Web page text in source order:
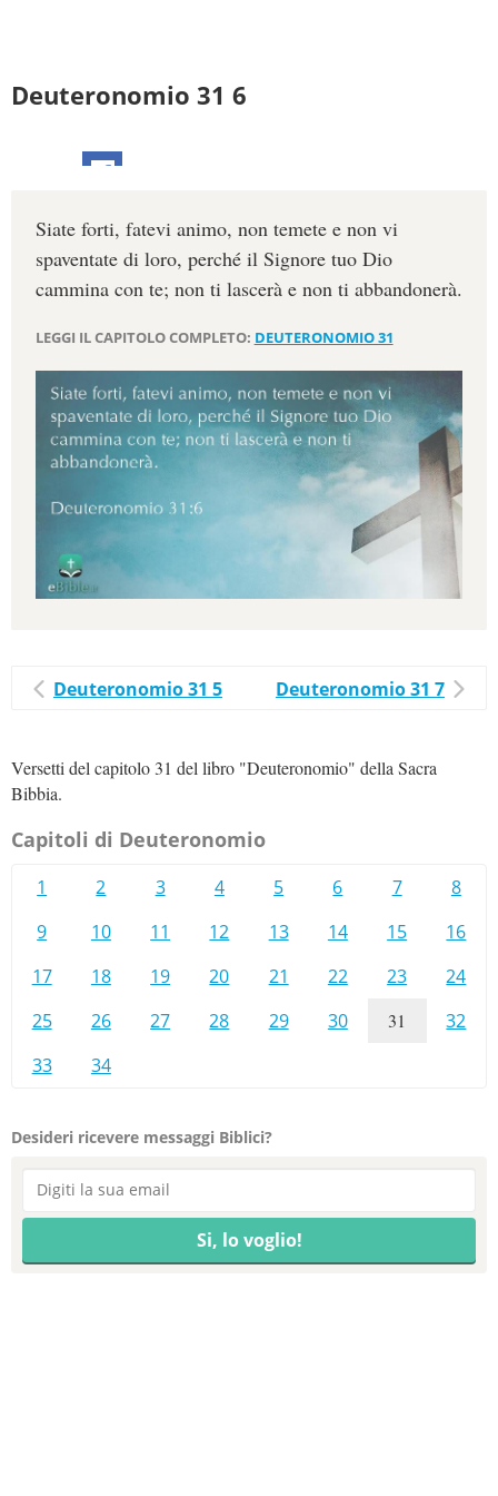
Deuteronomio 31 6
Siate forti, fatevi animo, non temete e non vi
spaventate di loro, perché il Signore tuo Dio
cammina con te; non ti lascerà e non ti abbandonerà.
LEGGI IL CAPITOLO COMPLETO: DEUTERONOMIO 31
Deuteronomio 31 5 Deuteronomio 31 7
Versetti del capitolo 31 del libro "Deuteronomio" della Sacra
Bibbia.
Capitoli di Deuteronomio
1 2 3 4 5 6 7
8
9
10 11 12 13 14 15
16
17
18 19 20 21 22 23
24
25
26 27 28 29 30 31
32
33
34
Desideri ricevere messaggi Biblici?